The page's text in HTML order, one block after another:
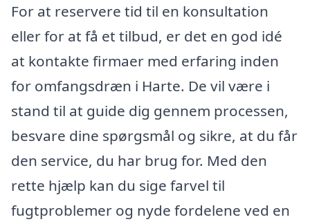
For at reservere tid til en konsultation
eller for at få et tilbud, er det en god idé
at kontakte firmaer med erfaring inden
for omfangsdræn i Harte. De vil være i
stand til at guide dig gennem processen,
besvare dine spørgsmål og sikre, at du får
den service, du har brug for. Med den
rette hjælp kan du sige farvel til
fugtproblemer og nyde fordelene ved en